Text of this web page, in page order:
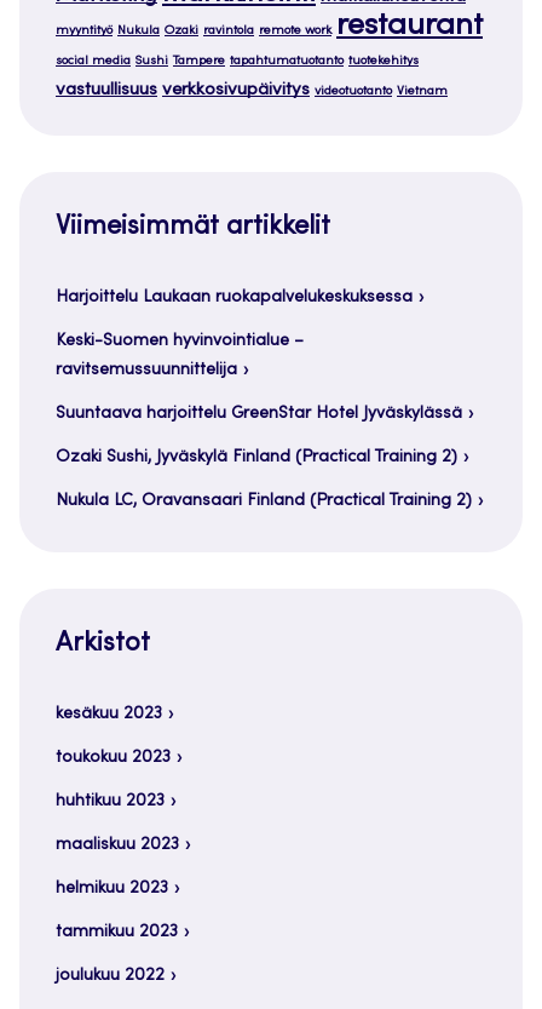
myyntityö Nukula Ozaki ravintola remote work restaurant
social media Sushi Tampere tapahtumatuotanto tuotekehitys
vastuullisuus verkkosivupäivitys videotuotanto Vietnam
Viimeisimmät artikkelit
Harjoittelu Laukaan ruokapalvelukeskuksessa
Keski-Suomen hyvinvointialue –
ravitsemussuunnittelija
Suuntaava harjoittelu GreenStar Hotel Jyväskylässä
Ozaki Sushi, Jyväskylä Finland (Practical Training 2)
Nukula LC, Oravansaari Finland (Practical Training 2)
Arkistot
kesäkuu 2023
toukokuu 2023
huhtikuu 2023
maaliskuu 2023
helmikuu 2023
tammikuu 2023
joulukuu 2022